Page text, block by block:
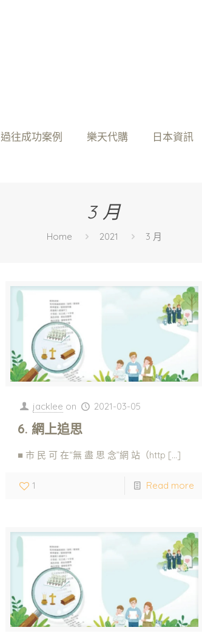
過往成功案例 樂天代購 日本資訊
3 月
Home 2021 3 月
jacklee on 2021-03-05
6. 網上追思
■ 市 民 可 在“無 盡 思 念”網 站（http […]
1 Read more